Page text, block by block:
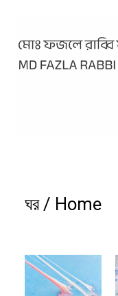
ঘর / Home